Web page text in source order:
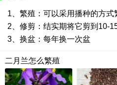
1、繁殖：可以采用播种的方式
2、修剪：结实期将它剪到10-
3、换盆：每年换一次盆
二月兰怎么繁殖